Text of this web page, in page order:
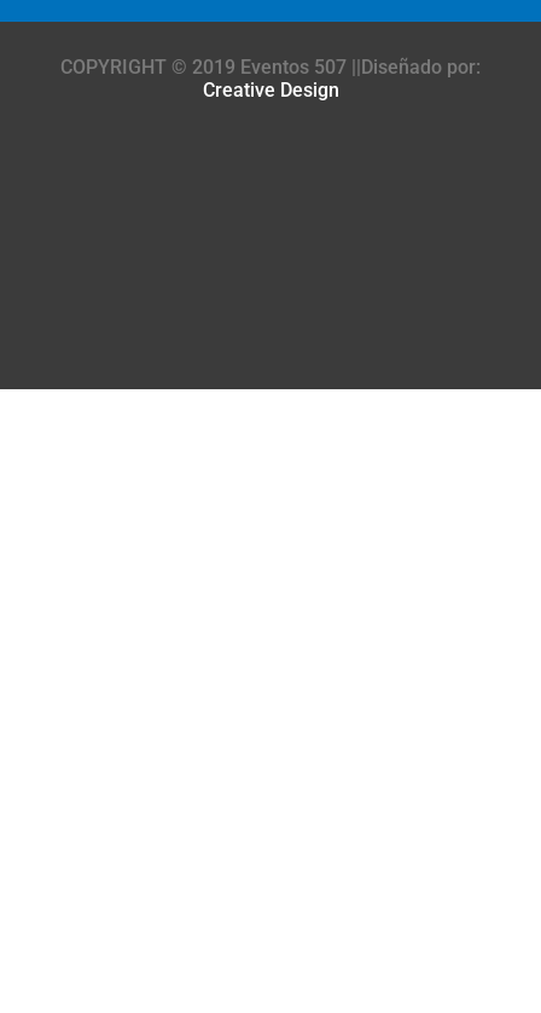
COPYRIGHT © 2019 Eventos 507 ||Diseñado por:
Creative Design